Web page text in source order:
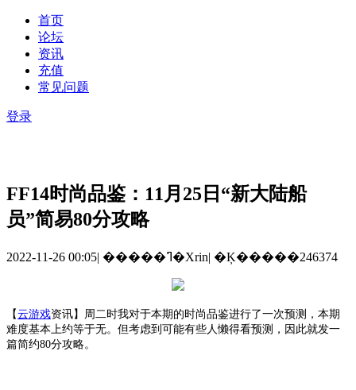
首页
论坛
资讯
充值
常见问题
登录
FF14时尚品鉴：11月25日“新大陆船
员”简易80分攻略
2022-11-26 00:05| �����ߣ�Xrin| �Ķ�����246374
【云游戏资讯】
周二时我对于本期的时尚品鉴进行了一次预测，本期
难度基本上约等于无。但考虑到可能有些人懒得看预测，因此就发一
篇简约80分攻略。